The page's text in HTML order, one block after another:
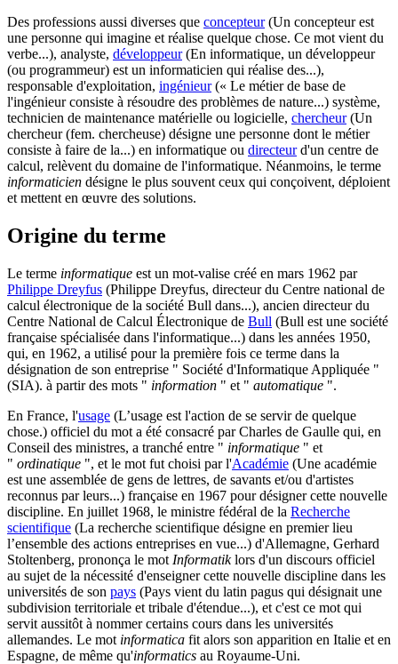
Des professions aussi diverses que concepteur(Un concepteur est
une personne qui imagine et réalise quelque chose. Ce mot vient du
verbe...), analyste, développeur(En informatique, un développeur
(ou programmeur) est un informaticien qui réalise des...),
responsable d'exploitation, ingénieur(« Le métier de base de
l'ingénieur consiste à résoudre des problèmes de nature...) système,
technicien de maintenance matérielle ou logicielle, chercheur(Un
chercheur (fem. chercheuse) désigne une personne dont le métier
consiste à faire de la...) en informatique ou directeurd'un centre de
calcul, relèvent du domaine de l'informatique. Néanmoins, le terme
informaticien désigne le plus souvent ceux qui conçoivent, déploient
et mettent en œuvre des solutions.
Origine du terme
Le terme informatique est un mot-valise créé en mars 1962 par
Philippe Dreyfus (Philippe Dreyfus, directeur du Centre national de
calcul électronique de la société Bull dans...), ancien directeur du
Centre National de Calcul Électronique de Bull (Bull est une société
française spécialisée dans l'informatique...) dans les années 1950,
qui, en 1962, a utilisé pour la première fois ce terme dans la
désignation de son entreprise " Société d'Informatique Appliquée "
(SIA). à partir des mots " information " et " automatique ".
En France, l'usage (L’usage est l'action de se servir de quelque
chose.) officiel du mot a été consacré par Charles de Gaulle qui, en
Conseil des ministres, a tranché entre " informatique " et
" ordinatique ", et le mot fut choisi par l'Académie (Une académie
est une assemblée de gens de lettres, de savants et/ou d'artistes
reconnus par leurs...) française en 1967 pour désigner cette nouvelle
discipline. En juillet 1968, le ministre fédéral de la Recherche
scientifique (La recherche scientifique désigne en premier lieu
l’ensemble des actions entreprises en vue...) d'Allemagne, Gerhard
Stoltenberg, prononça le mot Informatiklors d'un discours officiel
au sujet de la nécessité d'enseigner cette nouvelle discipline dans les
universités de son pays (Pays vient du latin pagus qui désignait une
subdivision territoriale et tribale d'étendue...), et c'est ce mot qui
servit aussitôt à nommer certains cours dans les universités
allemandes. Le mot informatica fit alors son apparition en Italie et en
Espagne, de même qu'informatics au Royaume-Uni.